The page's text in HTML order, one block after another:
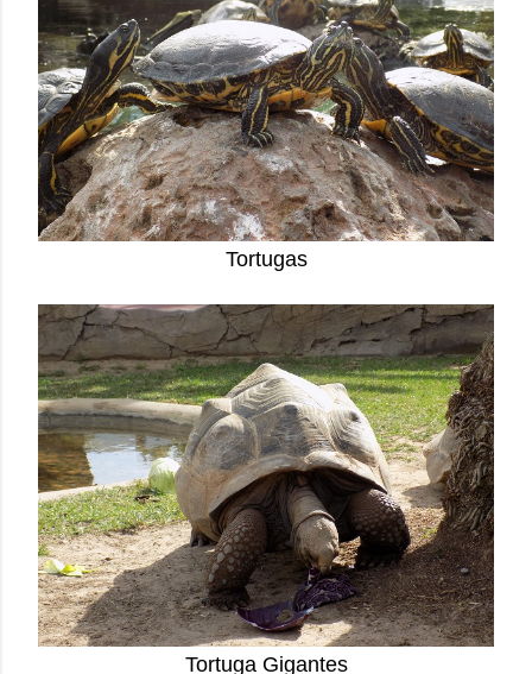
Tortugas
Tortuga Gigantes